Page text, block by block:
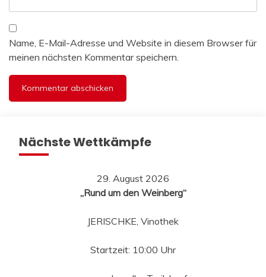
Name, E-Mail-Adresse und Website in diesem Browser für
meinen nächsten Kommentar speichern.
Nächste Wettkämpfe
29. August 2026
„Rund um den Weinberg“
JERISCHKE, Vinothek
Startzeit: 10:00 Uhr